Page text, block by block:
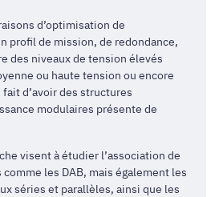
d’optimisation de
profil de mission, de redondance,
des niveaux de tension élevés
ou haute tension ou encore
d’avoir des structures
modulaires présente de
visent à étudier l’association de
les DAB, mais également les
séries et parallèles, ainsi que les